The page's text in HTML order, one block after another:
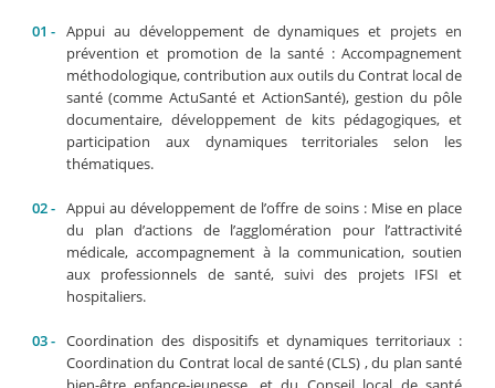
Appui au développement de dynamiques et projets en
prévention et promotion de la santé : Accompagnement
méthodologique, contribution aux outils du Contrat local de
santé (comme ActuSanté et ActionSanté), gestion du pôle
documentaire, développement de kits pédagogiques, et
participation aux dynamiques territoriales selon les
thématiques.
Appui au développement de l’offre de soins : Mise en place
du plan d’actions de l’agglomération pour l’attractivité
médicale, accompagnement à la communication, soutien
aux professionnels de santé, suivi des projets IFSI et
hospitaliers.
Coordination des dispositifs et dynamiques territoriaux :
Coordination du Contrat local de santé (CLS) , du plan santé